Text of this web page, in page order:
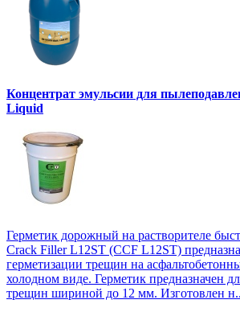
Концентрат эмульсии для
Liquid
Герметик дорожный на растворителе
Crack Filler L12SТ (CCF L12SТ)
герметизации трещин на
холодном виде. Герметик предназначен
трещин шириной до 12 мм. Изготовлен